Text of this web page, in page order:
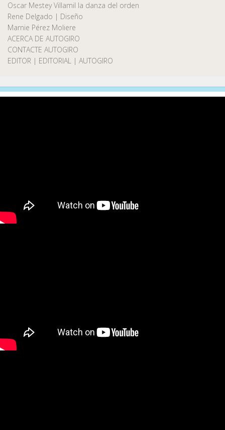
Oscar Mestey Villamil la danza del orden
Rene Delgado | Diseño
Marnie Pérez Moliere
ACERCA DE AUTOGIRO
CONTACTE AUTOGIRO
EDITOR | EDITORIAL | AUTOGIRO